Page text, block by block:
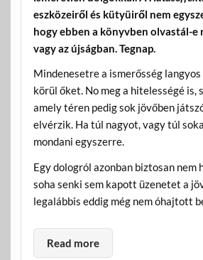
eszközeiről és kütyüiről nem
hogy ebben a könyvben olvastál-e
vagy az újságban. Tegnap.
Mindenesetre a ismerősség
körül őket. No meg a hitelességé is,
amely téren pedig sok jövőben
elvérzik. Ha túl nagyot, vagy túl
mondani egyszerre.
Egy dologról azonban biztosan nem
soha senki sem kapott üzenetet a
legalábbis eddig még nem óhajtott
Read more